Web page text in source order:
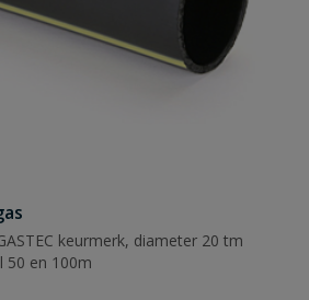
keurmerk, diameter 20 tm
50 en 100m